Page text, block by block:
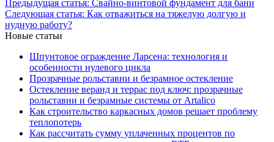
Предыдущая статья: Свайно-винтовой фундамент для бани
Следующая статья: Как отважиться на тяжелую долгую и
нудную работу?
Новые статьи
Шпунтовое ограждение Ларсена: технология и
особенности нулевого цикла
Прозрачные рольставни и безрамное остекление
Остекление веранд и террас под ключ: прозрачные
рольставни и безрамные системы от Artalico
Как строительство каркасных домов решает проблему
теплопотерь
Как рассчитать сумму уплаченных процентов по